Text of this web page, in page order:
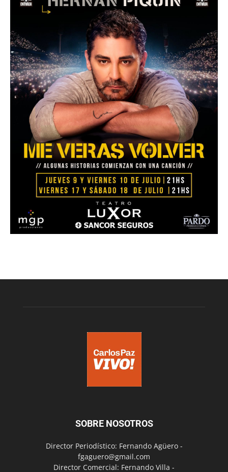
SOBRE NOSOTROS
Director Periodístico: Fernando Agüero -
fgaguero@gmail.com
Director Comercial: Fernando Villa -